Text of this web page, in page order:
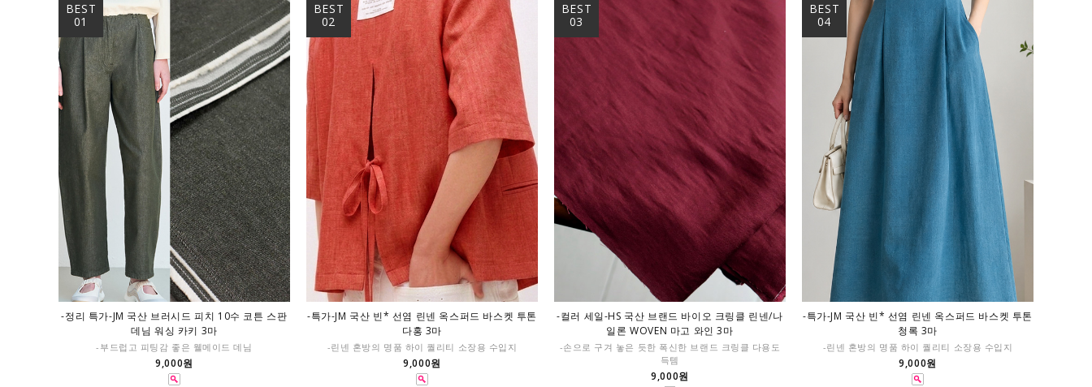
BEST
01
-정리 특가-JM 국산 브러시드 피치 10수 코튼 스판
데님 워싱 카키 3마
-부드럽고 피팅감 좋은 웰메이드 데님
9,000원
BEST
02
-특가-JM 국산 빈* 선염 린넨 옥스퍼드 바스켓 투톤
다홍 3마
-린넨 혼방의 명품 하이 퀄리티 소장용 수입지
9,000원
BEST
03
-컬러 세일-HS 국산 브랜드 바이오 크링클 린넨/나
일론 WOVEN 마고 와인 3마
-손으로 구겨 놓은 듯한 폭신한 브랜드 크링클 다용도
득템
9,000원
BEST
04
-특가-JM 국산 빈* 선염 린넨 옥스퍼드 바스켓 투톤
청록 3마
-린넨 혼방의 명품 하이 퀄리티 소장용 수입지
9,000원